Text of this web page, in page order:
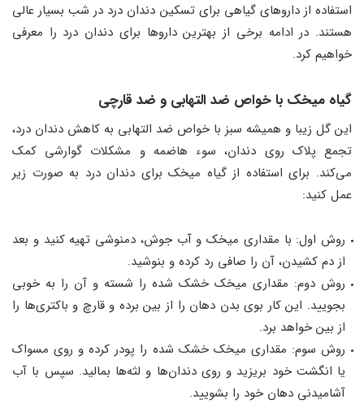
استفاده از داروهای گیاهی برای تسکین دندان درد در شب بسیار عالی
هستند. در ادامه برخی از بهترین داروها برای دندان درد را معرفی
خواهیم کرد.
گیاه میخک با خواص ضد التهابی و ضد قارچی
این گل زیبا و همیشه سبز با خواص ضد التهابی به کاهش دندان درد،
تجمع پلاک روی دندان، سوء هاضمه و مشکلات گوارشی کمک
می‌کند. برای استفاده از گیاه میخک برای دندان درد به صورت زیر
عمل کنید:
روش اول: با مقداری میخک و آب جوش، دمنوشی تهیه کنید و بعد
از دم کشیدن، آن را صافی رد کرده و بنوشید.
روش دوم: مقداری میخک خشک شده را شسته و آن را به خوبی
بجویید. این کار بوی بدن دهان را از بین برده و قارچ و باکتری‌ها را
از بین خواهد برد.
روش سوم: مقداری میخک خشک شده را پودر کرده و روی مسواک
یا انگشت خود بریزید و روی دندان‌ها و لثه‌ها بمالید. سپس با آب
آشامیدنی دهان خود را بشویید.